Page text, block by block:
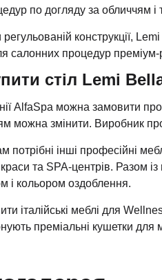
по догляду за обличчям і
конструкції,
салонних процедур преміум-
стіл Lemi
AlfaSpa можна замовити
можна змінити. Виробник
потрібні інші професійні
та SPA-центрів. Разом
і кольором оздоблення.
італійські меблі для
преміальні кушетки для